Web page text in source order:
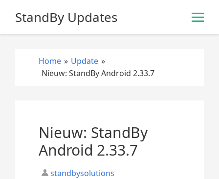
StandBy Updates
Home » Update »
Nieuw: StandBy Android 2.33.7
Nieuw: StandBy
Android 2.33.7
standbysolutions